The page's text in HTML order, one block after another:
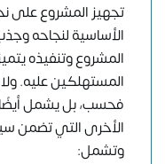
تجهيز المشروع على
الأساسية لنجاحه
المشروع وتنفيذه
المستهلكين عليه.
فحسب، بل يشمل
الأخرى التي تضمن
وتشمل: